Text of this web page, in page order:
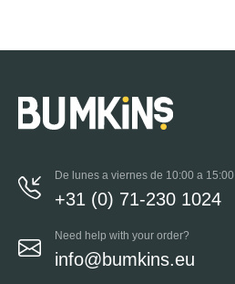
De lunes a viernes de 10:00 a 15:00
+31 (0) 71-230 1024
Need help with your order?
info@bumkins.eu